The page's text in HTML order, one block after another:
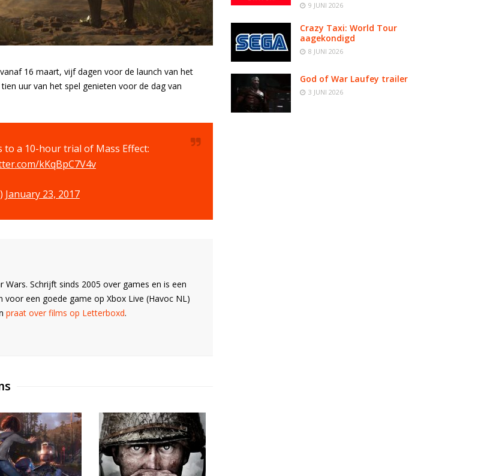
16 maart, vijf dagen voor de launch van het
uur van het spel genieten voor de dag van
to a 10-hour trial of Mass Effect:
kKqBpC7V4v
January 23, 2017
Schrijft sinds 2005 over games en is een
een goede game op Xbox Live (Havoc NL)
praat over films op Letterboxd.
9 JUNI 2026
Crazy Taxi: World Tour
aagekondigd
8 JUNI 2026
God of War Laufey trailer
3 JUNI 2026